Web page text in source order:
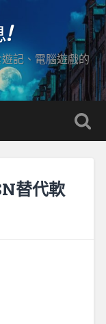
!
記、電腦遊戲的
替代軟